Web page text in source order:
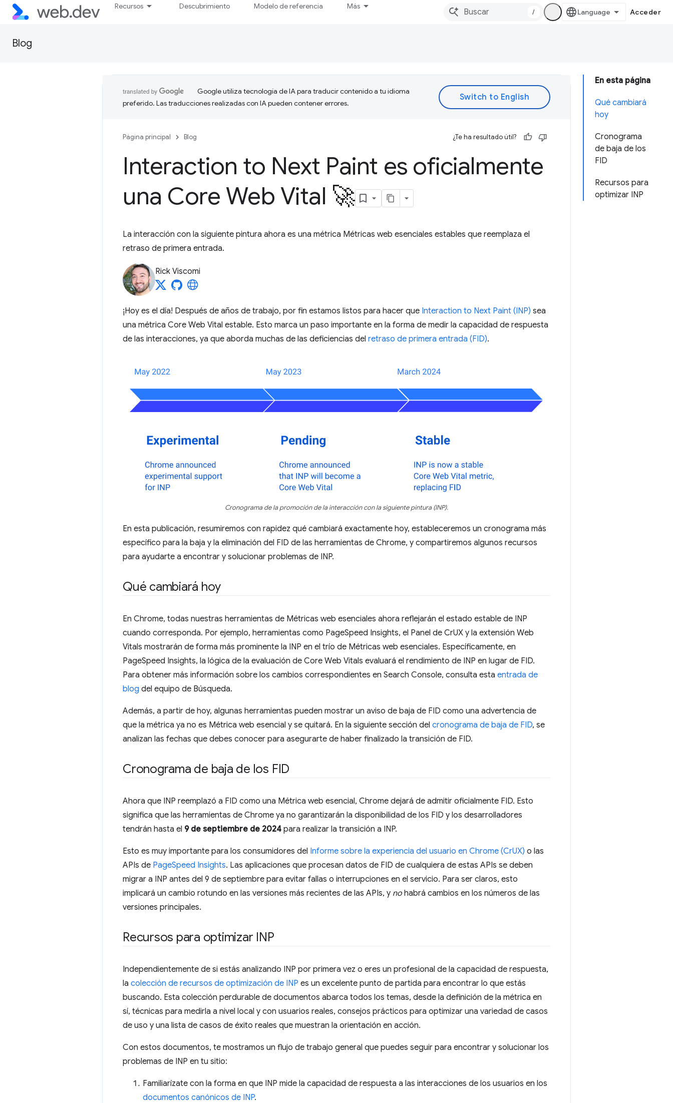
Recursos Descubrimiento Modelo de referencia Más
/ Acceder
Blog
En esta página
Qué cambiará
hoy
Cronograma
de baja de los
FID
Recursos para
optimizar INP
Google utiliza tecnología de IA para traducir contenido a tu idioma
preferido. Las traducciones realizadas con IA pueden contener errores.
Página principal Blog ¿Te ha resultado útil?
Interaction to Next Paint es oficialmente
una Core Web Vital 🚀
La interacción con la siguiente pintura ahora es una métrica Métricas web esenciales estables que reemplaza el
retraso de primera entrada.
Rick Viscomi
¡Hoy es el día! Después de años de trabajo, por fin estamos listos para hacer que Interaction to Next Paint (INP) sea
una métrica Core Web Vital estable. Esto marca un paso importante en la forma de medir la capacidad de respuesta
de las interacciones, ya que aborda muchas de las deficiencias del retraso de primera entrada (FID).
Cronograma de la promoción de la interacción con la siguiente pintura (INP).
En esta publicación, resumiremos con rapidez qué cambiará exactamente hoy, estableceremos un cronograma más
específico para la baja y la eliminación del FID de las herramientas de Chrome, y compartiremos algunos recursos
para ayudarte a encontrar y solucionar problemas de INP.
Qué cambiará hoy
En Chrome, todas nuestras herramientas de Métricas web esenciales ahora reflejarán el estado estable de INP
cuando corresponda. Por ejemplo, herramientas como PageSpeed Insights, el Panel de CrUX y la extensión Web
Vitals mostrarán de forma más prominente la INP en el trío de Métricas web esenciales. Específicamente, en
PageSpeed Insights, la lógica de la evaluación de Core Web Vitals evaluará el rendimiento de INP en lugar de FID.
Para obtener más información sobre los cambios correspondientes en Search Console, consulta esta entrada de
blog del equipo de Búsqueda.
Además, a partir de hoy, algunas herramientas pueden mostrar un aviso de baja de FID como una advertencia de
que la métrica ya no es Métrica web esencial y se quitará. En la siguiente sección del cronograma de baja de FID, se
analizan las fechas que debes conocer para asegurarte de haber finalizado la transición de FID.
Cronograma de baja de los FID
Ahora que INP reemplazó a FID como una Métrica web esencial, Chrome dejará de admitir oficialmente FID. Esto
significa que las herramientas de Chrome ya no garantizarán la disponibilidad de los FID y los desarrolladores
tendrán hasta el 9 de septiembre de 2024 para realizar la transición a INP.
Esto es muy importante para los consumidores del Informe sobre la experiencia del usuario en Chrome (CrUX) o las
APIs de PageSpeed Insights. Las aplicaciones que procesan datos de FID de cualquiera de estas APIs se deben
migrar a INP antes del 9 de septiembre para evitar fallas o interrupciones en el servicio. Para ser claros, esto
implicará un cambio rotundo en las versiones más recientes de las APIs, y no habrá cambios en los números de las
versiones principales.
Recursos para optimizar INP
Independientemente de si estás analizando INP por primera vez o eres un profesional de la capacidad de respuesta,
la colección de recursos de optimización de INP es un excelente punto de partida para encontrar lo que estás
buscando. Esta colección perdurable de documentos abarca todos los temas, desde la definición de la métrica en
sí, técnicas para medirla a nivel local y con usuarios reales, consejos prácticos para optimizar una variedad de casos
de uso y una lista de casos de éxito reales que muestran la orientación en acción.
Con estos documentos, te mostramos un flujo de trabajo general que puedes seguir para encontrar y solucionar los
problemas de INP en tu sitio:
Familiarízate con la forma en que INP mide la capacidad de respuesta a las interacciones de los usuarios en los
documentos canónicos de INP.